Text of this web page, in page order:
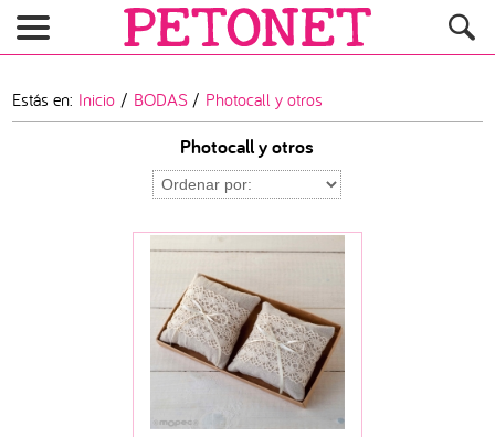
Estás en: Inicio / BODAS / Photocall y otros
Photocall y otros